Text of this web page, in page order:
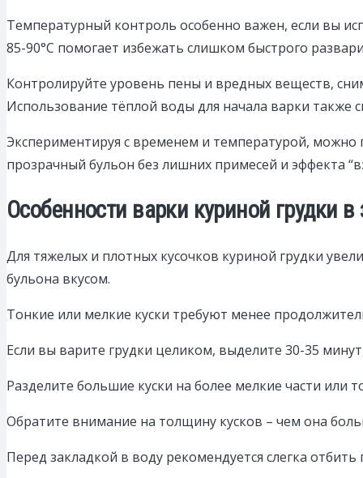
Температурный контроль особенно важен, если вы
85-90°C помогает избежать слишком быстрого
Контролируйте уровень пены и вредных веществ,
Использование тёплой воды для начала варки также
Экспериментируя с временем и температурой,
прозрачный бульон без лишних примесей и эффекта
Особенности варки куриной грудки
Для тяжелых и плотных кусочков куриной грудки
бульона вкусом.
Тонкие или мелкие куски требуют менее
Если вы варите грудки целиком, выделите 30-35
Разделите большие куски на более мелкие части или
Обратите внимание на толщину кусков – чем она
Перед закладкой в воду рекомендуется слегка